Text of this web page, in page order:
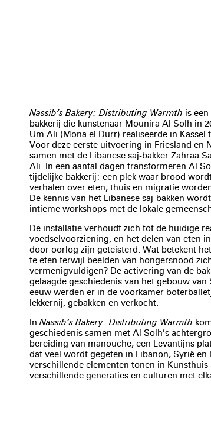
Nassib’s Bakery: Distributing Warmth is
bakkerij die kunstenaar Mounira Al Solh in
Um Ali (Mona el Durr) realiseerde in Kassel
Voor deze eerste uitvoering in Friesland en
samen met de Libanese saj-bakker Zahraa
Ali. In een aantal dagen transformeren Al
tijdelijke bakkerij: een plek waar brood
verhalen over eten, thuis en migratie
De kennis van het Libanese saj-bakken
intieme workshops met de lokale
De installatie verhoudt zich tot de huidige
voedselvoorziening, en het delen van eten
door oorlog zijn geteisterd. Wat betekent
te eten terwijl beelden van hongersnood
vermenigvuldigen? De activering van de
gelaagde geschiedenis van het gebouw van
eeuw werden er in de voorkamer
lekkernij, gebakken en verkocht.
In Nassib’s Bakery: Distributing Warmth
geschiedenis samen met Al Solh’s
bereiding van manouche, een Levantijns
dat veel wordt gegeten in Libanon, Syrië en
verschillende elementen tonen in Kunsthuis
verschillende generaties en culturen met